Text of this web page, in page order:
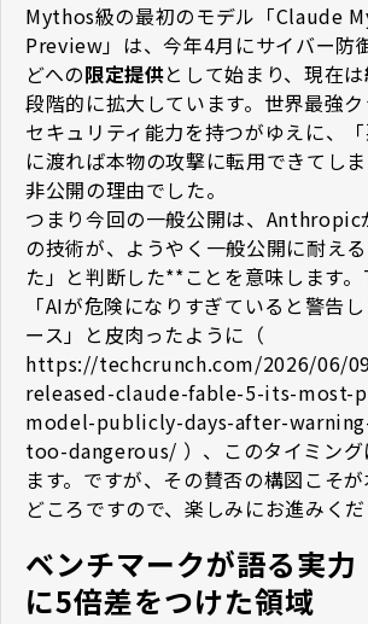
Mythos級の最初のモデル「Claude
Preview」は、今年4月にサイバー防
どへの限定提供として始まり、現在は
段階的に拡大しています。世界最強
セキュリティ能力を持つがゆえに、
に渡れば本物の攻撃に転用できてし
非公開の理由でした。
つまり今回の一般公開は、Anthropic
の技術が、ようやく一般公開に耐え
た」と判断した**ことを意味します
「AIが危険になりすぎていると警告
ース」と皮肉ったように（
https://techcrunch.com/2026/06/
released-claude-fable-5-its-most-
model-publicly-days-after-
too-dangerous/ ）、このタイミン
ます。ですが、その賛否の構図こそ
どころですので、楽しみにお進みく
ベンチマークが語る実力
に5倍差をつけた領域